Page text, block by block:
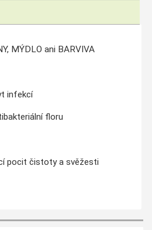
MÝDLO ani BARVIVA
infekcí
floru
pocit čistoty a svěžesti